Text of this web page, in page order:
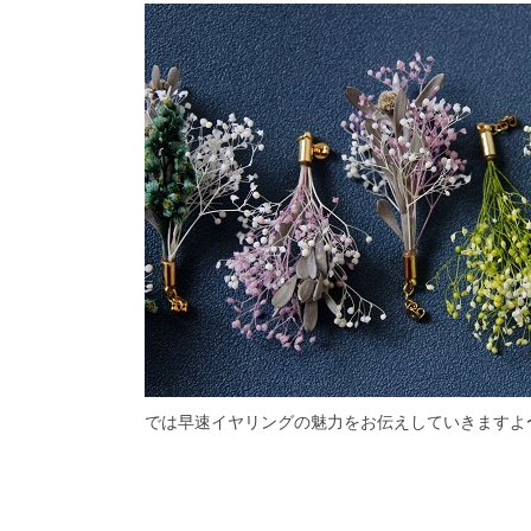
では早速イヤリングの魅力をお伝えしていきますよ